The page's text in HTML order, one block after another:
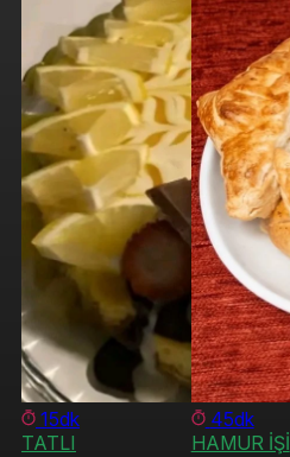
15dk
TATLI
45dk
HAMUR İŞİ